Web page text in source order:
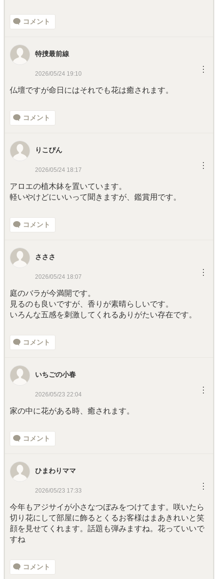
コメント
特捜最前線
2026/05/24 19:10 ︙
仏壇ですが命日にはそれでも花は癒されます。
コメント
りこぴん
2026/05/24 18:17 ︙
アロエの植木鉢を置いています。
軽いやけどにいいって聞きますが、鑑賞用です。
コメント
さささ
2026/05/24 18:07 ︙
庭のバラが今満開です。
見るのも良いですが、香りが素晴らしいです。
いろんな五感を刺激してくれるありがたい存在です。
コメント
いちごの小春
2026/05/23 22:04 ︙
家の中に花がある時、癒されます。
コメント
ひまわりママ
2026/05/23 17:33 ︙
今年もアジサイが小さなつぼみをつけてます。咲いたら
切り花にして部屋に飾るとくるお客様はまあきれいと笑
顔を見せてくれます。話題も弾みますね。花っていいで
すね
コメント